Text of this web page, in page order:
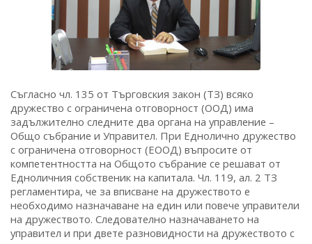
Съгласно чл. 135 от Търговския закон (ТЗ) всяко
дружество с ограничена отговорност (ООД) има
задължително следните два органа на управление –
Общо събрание и Управител. При Еднолично дружество
с ограничена отговорност (ЕООД) въпросите от
компетентността на Общото събрание се решават от
Едноличния собственик на капитала. Чл. 119, ал. 2 ТЗ
регламентира, че за вписване на дружеството е
необходимо назначаване на един или повече управители
на дружеството. Следователно назначаването на
управител и при двете разновидности на дружеството с